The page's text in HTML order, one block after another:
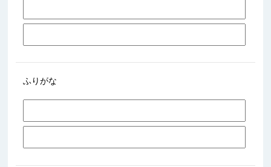
ふりがな